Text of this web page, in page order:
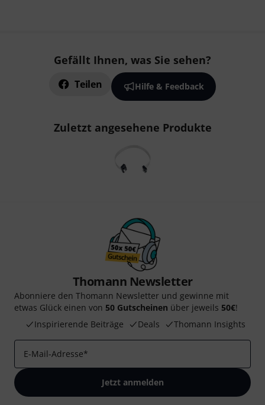
Gefällt Ihnen, was Sie sehen?
Teilen Hilfe & Feedback
Zuletzt angesehene Produkte
Thomann Newsletter
Abonniere den Thomann Newsletter und gewinne mit
etwas Glück einen von 50 Gutscheinen über jeweils 50€!
Inspirierende Beiträge
Deals Thomann Insights
E-Mail-Adresse*
Jetzt anmelden